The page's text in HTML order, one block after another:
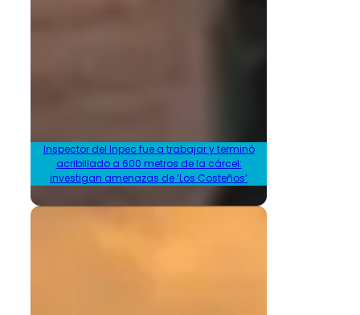
Inspector del Inpec fue a trabajar y terminó
acribillado a 600 metros de la cárcel:
investigan amenazas de ‘Los Costeños’